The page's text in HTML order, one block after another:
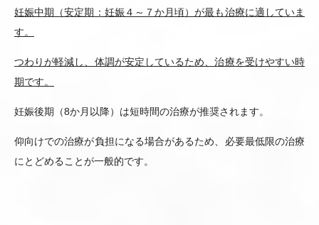
妊娠中期（安定期：妊娠４～７か月頃）が最も治療に適していま
す。
つわりが軽減し、体調が安定しているため、治療を受けやすい時
期です。
妊娠後期（8か月以降）は短時間の治療が推奨されます。
仰向けでの治療が負担になる場合があるため、必要最低限の治療
にとどめることが一般的です。